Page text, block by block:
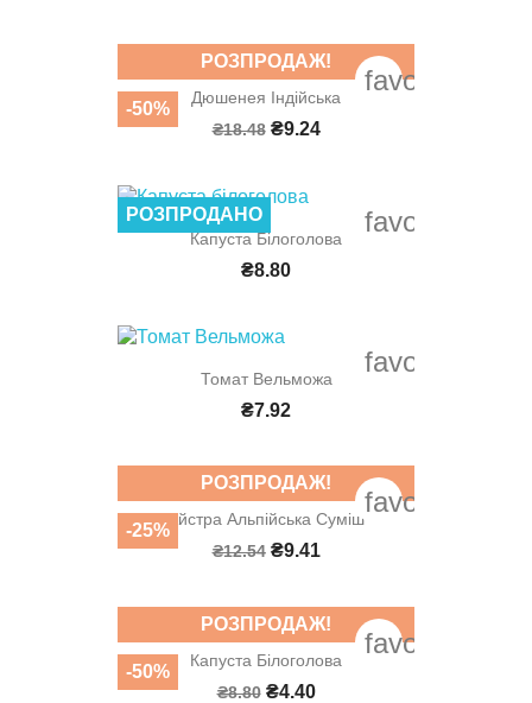
Дюшенея Індійська
₴18.48 ₴9.24
РОЗПРОДАЖ!
-50%
Капуста Білоголова
₴8.80
РОЗПРОДАНО
Томат Вельможа
₴7.92
Айстра Альпійська Суміш
₴12.54 ₴9.41
РОЗПРОДАЖ!
-25%
Капуста Білоголова
₴8.80 ₴4.40
РОЗПРОДАЖ!
-50%